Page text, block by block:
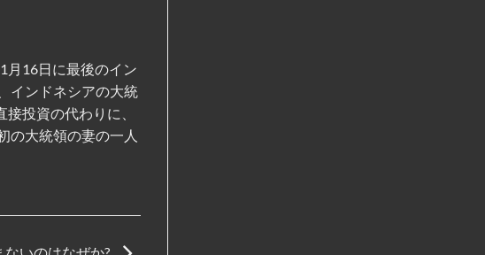
月16日に最後のイン
インドネシアの大統
投資の代わりに、
の大統領の妻の一人